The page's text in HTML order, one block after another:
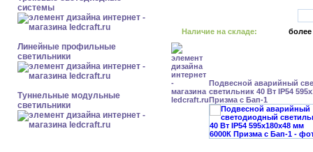
системы
Линейные профильные
светильники
Туннельные модульные
светильники
Наличие на складе: более
Подвесной аварийный
светильник 40 Вт IP54
Призма с Бап-1